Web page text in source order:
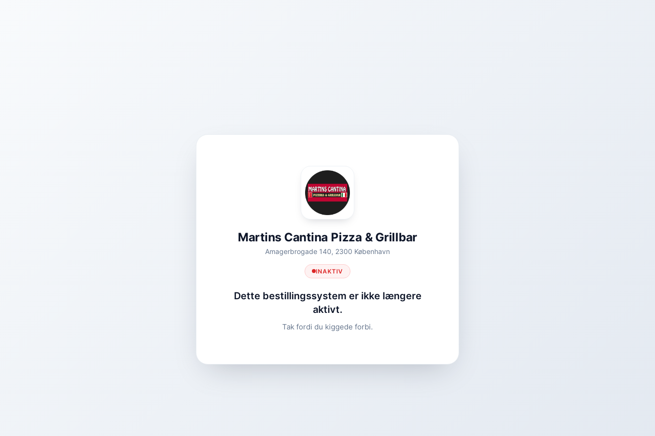
Martins Cantina Pizza & Grillbar
Amagerbrogade 140, 2300 København
INAKTIV
Dette bestillingssystem er ikke længere
aktivt.
Tak fordi du kiggede forbi.